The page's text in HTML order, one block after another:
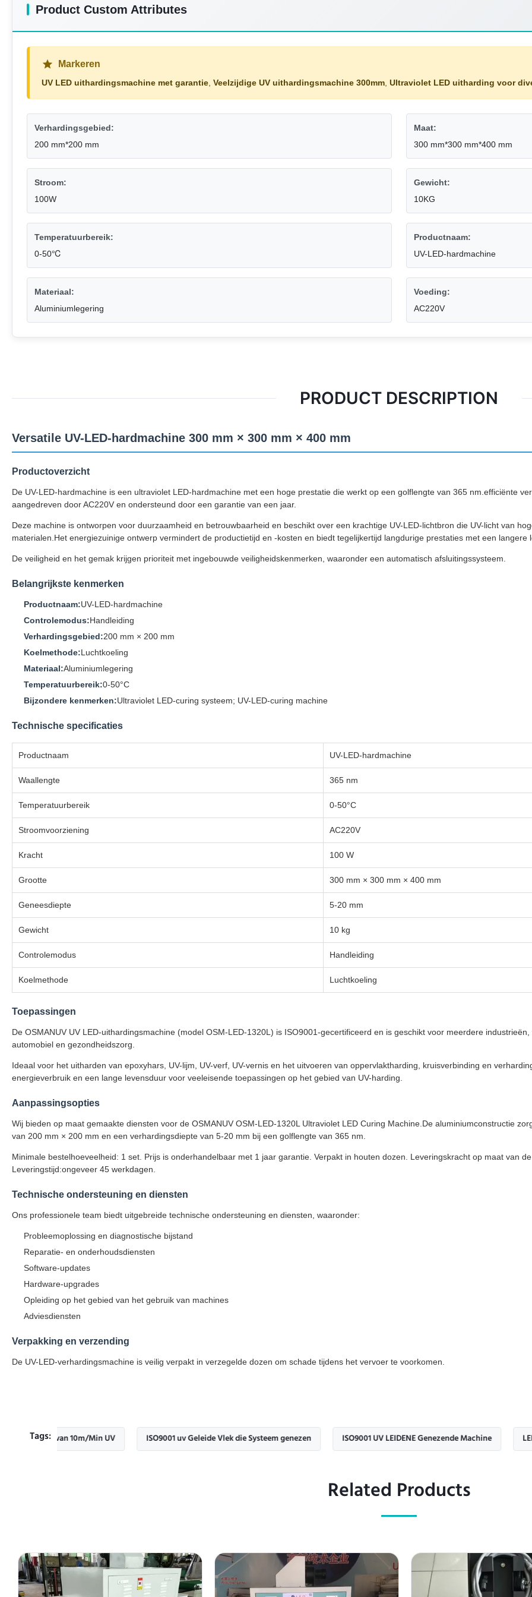
Product Custom Attributes
Markeren
UV LED uithardingsmachine met garantie Veelzijdige UV uithardingsmachine 300mm Ultraviolet LED uitharding voor
Verhardingsgebied:
200 mm*200 mm
Maat:
300 mm*300 mm*400 mm
Stroom:
100W
Gewicht:
10KG
Temperatuurbereik:
0-50℃
Productnaam:
UV-LED-hardmachine
Materiaal:
Aluminiumlegering
Voeding:
AC220V
PRODUCT DESCRIPTION
Versatile UV-LED-hardmachine 300 mm × 300 mm × 400 mm
Productoverzicht
De UV-LED-hardmachine is een ultraviolet LED-hardmachine met een hoge prestatie die werkt op een golflengte van 365 nm.efficiënte
aangedreven door AC220V en ondersteund door een garantie van een jaar.
Deze machine is ontworpen voor duurzaamheid en betrouwbaarheid en beschikt over een krachtige UV-LED-lichtbron die UV-licht van
materialen.Het energiezuinige ontwerp vermindert de productietijd en -kosten en biedt tegelijkertijd langdurige prestaties met een langere
De veiligheid en het gemak krijgen prioriteit met ingebouwde veiligheidskenmerken, waaronder een automatisch afsluitingssysteem.
Belangrijkste kenmerken
Productnaam:UV-LED-hardmachine
Controlemodus:Handleiding
Verhardingsgebied:200 mm × 200 mm
Koelmethode:Luchtkoeling
Materiaal:Aluminiumlegering
Temperatuurbereik:0-50°C
Bijzondere kenmerken:Ultraviolet LED-curing systeem; UV-LED-curing machine
Technische specificaties
Productnaam UV-LED-hardmachine
Waallengte 365 nm
Temperatuurbereik 0-50°C
Stroomvoorziening AC220V
Kracht 100 W
Grootte 300 mm × 300 mm × 400 mm
Geneesdiepte 5-20 mm
Gewicht 10 kg
Controlemodus Handleiding
Koelmethode Luchtkoeling
Toepassingen
De OSMANUV UV LED-uithardingsmachine (model OSM-LED-1320L) is ISO9001-gecertificeerd en is geschikt voor meerdere
automobiel en gezondheidszorg.
Ideaal voor het uitharden van epoxyhars, UV-lijm, UV-verf, UV-vernis en het uitvoeren van oppervlaktharding, kruisverbinding en
energieverbruik en een lange levensduur voor veeleisende toepassingen op het gebied van UV-harding.
Aanpassingsopties
Wij bieden op maat gemaakte diensten voor de OSMANUV OSM-LED-1320L Ultraviolet LED Curing Machine.De aluminiumconstructie
van 200 mm × 200 mm en een verhardingsdiepte van 5-20 mm bij een golflengte van 365 nm.
Minimale bestelhoeveelheid: 1 set. Prijs is onderhandelbaar met 1 jaar garantie. Verpakt in houten dozen. Leveringskracht op maat van
Leveringstijd:ongeveer 45 werkdagen.
Technische ondersteuning en diensten
Ons professionele team biedt uitgebreide technische ondersteuning en diensten, waaronder:
Probleemoplossing en diagnostische bijstand
Reparatie- en onderhoudsdiensten
Software-updates
Hardware-upgrades
Opleiding op het gebied van het gebruik van machines
Adviesdiensten
Verpakking en verzending
De UV-LED-verhardingsmachine is veilig verpakt in verzegelde dozen om schade tijdens het vervoer te voorkomen.
Tags:
van 10m/Min UV ISO9001 uv Geleide Vlek die Systeem genezen ISO9001 UV LEIDENE Genezende Machine
Related Products